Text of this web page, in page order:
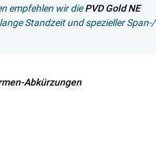
empfehlen wir diePVD Gold NE
Standzeit und spezieller Span-/
Abkürzungen